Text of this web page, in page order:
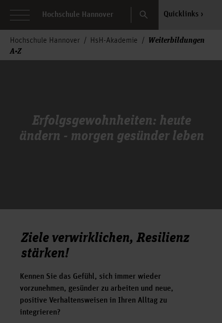
Hochschule Hannover Search Quicklinks
Hochschule Hannover HsH-Akademie
Weiterbildungen
A-Z
Erfolgsgewohnheiten: heute
ändern - morgen gesünder leben
Ziele verwirklichen, Resilienz
stärken!
Kennen Sie das Gefühl, sich immer wieder
vorzunehmen, gesünder zu arbeiten und neue,
positive Verhaltensweisen in Ihren Alltag zu
integrieren?